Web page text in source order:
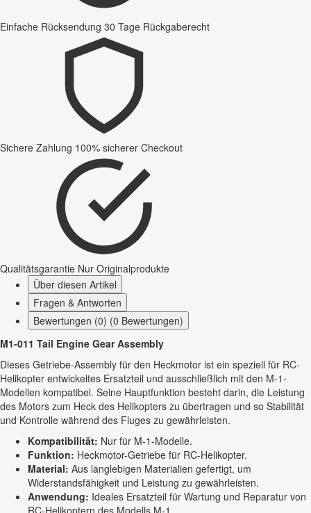
Einfache Rücksendung 30 Tage Rückgaberecht
Sichere Zahlung 100% sicherer Checkout
Qualitätsgarantie Nur Originalprodukte
Über diesen Artikel
Fragen & Antworten
Bewertungen (0) (0 Bewertungen)
M1-011 Tail Engine Gear Assembly
Dieses Getriebe-Assembly für den Heckmotor ist ein speziell für RC-
Helikopter entwickeltes Ersatzteil und ausschließlich mit den M-1-
Modellen kompatibel. Seine Hauptfunktion besteht darin, die Leistung
des Motors zum Heck des Helikopters zu übertragen und so Stabilität
und Kontrolle während des Fluges zu gewährleisten.
Kompatibilität: Nur für M-1-Modelle.
Funktion: Heckmotor-Getriebe für RC-Helikopter.
Material: Aus langlebigen Materialien gefertigt, um
Widerstandsfähigkeit und Leistung zu gewährleisten.
Anwendung: Ideales Ersatzteil für Wartung und Reparatur von
RC-Helikoptern des Modells M-1.